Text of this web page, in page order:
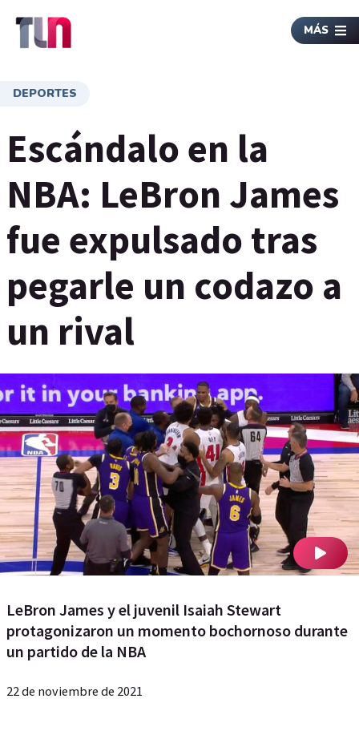
MÁS
DEPORTES
Escándalo en la
NBA: LeBron James
fue expulsado tras
pegarle un codazo a
un rival
LeBron James y el juvenil Isaiah Stewart
protagonizaron un momento bochornoso durante
un partido de la NBA
22 de noviembre de 2021